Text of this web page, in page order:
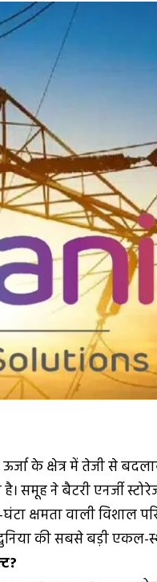
के क्षेत्र में तेजी से
समूह ने बैटरी एनर्जी
क्षमता वाली विशाल
की सबसे बड़ी एकल-